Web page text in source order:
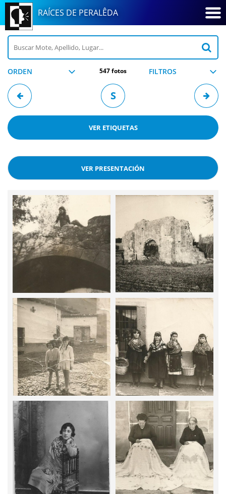
RAÍCES DE PERALÊDA
ORDEN FILTROS
S
547 fotos
VER ETIQUETAS
VER PRESENTACIÓN